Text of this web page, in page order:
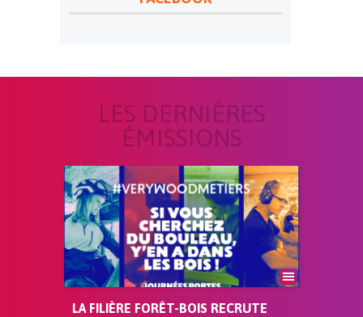
LES DERNIÈRES
ÉMISSIONS
LA FILIÈRE FORÊT-BOIS RECRUTE